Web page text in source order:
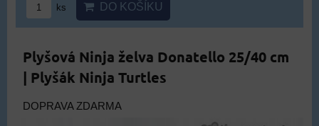
ks DO KOŠÍKU
Plyšová Ninja želva Donatello 25/40 cm
| Plyšák Ninja Turtles
DOPRAVA ZDARMA